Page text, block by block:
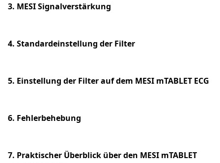
3. MESI Signalverstärkung
4. Standardeinstellung der Filter
5. Einstellung der Filter auf dem MESI mTABLET ECG
6. Fehlerbehebung
7. Praktischer Überblick über den MESI mTABLET